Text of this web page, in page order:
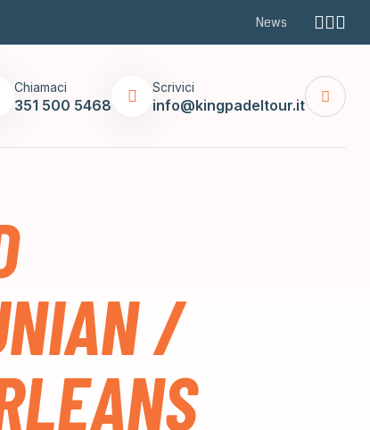
News
Chiamaci
351 500 5468
Scrivici
info@kingpadeltour.it
/